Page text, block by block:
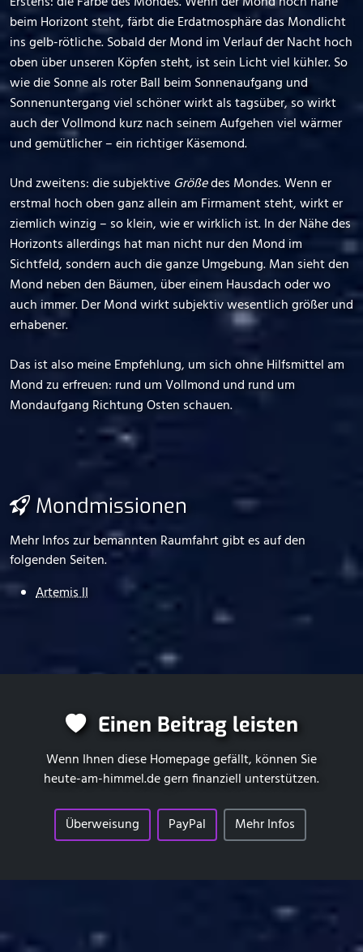
beim Horizont steht, färbt die Erdatmosphäre das Mondlicht
ins gelb-rötliche. Sobald der Mond im Verlauf der Nacht hoch
oben über unseren Köpfen steht, ist sein Licht viel kühler. So
wie die Sonne als roter Ball beim Sonnenaufgang und
Sonnenuntergang viel schöner wirkt als tagsüber, so wirkt
auch der Vollmond kurz nach seinem Aufgehen viel wärmer
und gemütlicher – ein richtiger Käsemond.
Und zweitens: die subjektive Größedes Mondes. Wenn er
erstmal hoch oben ganz allein am Firmament steht, wirkt er
ziemlich winzig – so klein, wie er wirklich ist. In der Nähe des
Horizonts allerdings hat man nicht nur den Mond im
Sichtfeld, sondern auch die ganze Umgebung. Man sieht den
Mond neben den Bäumen, über einem Hausdach oder wo
auch immer. Der Mond wirkt subjektiv wesentlich größer und
erhabener.
Das ist also meine Empfehlung, um sich ohne Hilfsmittel am
Mond zu erfreuen: rund um Vollmond und rund um
Mondaufgang Richtung Osten schauen.
Mondmissionen
Mehr Infos zur bemannten Raumfahrt gibt es auf den
folgenden Seiten.
Artemis II
Einen Beitrag leisten
Wenn Ihnen diese Homepage gefällt, können Sie
heute-am-himmel.degern finanziell unterstützen.
Überweisung PayPal Mehr Infos